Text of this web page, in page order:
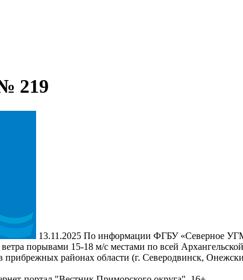
219
13.11.2025 По информации ФГБУ «Северное
порывами 15-18 м/с местами по всей
прибрежных районах области (г. Северодвинск,